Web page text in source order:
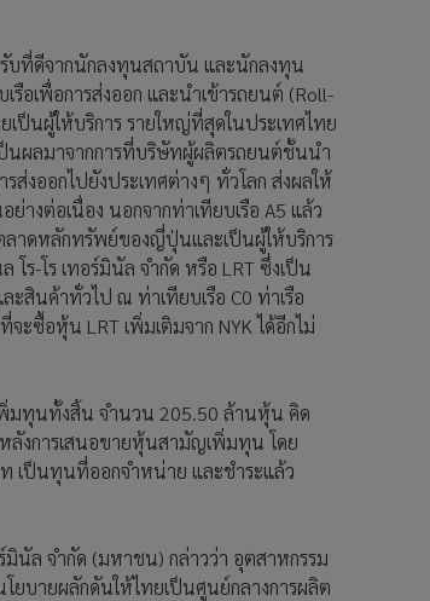
บที่ดีจากนักลงทุนสถาบัน และนักลงทุน
อเพื่อการส่งออก และนำเข้ารถยนต์ (Roll-
ป็นผู้ให้บริการ รายใหญ่ที่สุดในประเทศไทย
ป็นผลมาจากการที่บริษัทผู้ผลิตรถยนต์ชั้นนำ
ส่งออกไปยังประเทศต่างๆ ทั่วโลก ส่งผลให้
างต่อเนื่อง นอกจากท่าเทียบเรือ A5 แล้ว
ลาดหลักทรัพย์ของญี่ปุ่นและเป็นผู้ให้บริการ
ร-โร เทอร์มินัล จำกัด หรือ LRT ซึ่งเป็น
ะสินค้าทั่วไป ณ ท่าเทียบเรือ C0 ท่าเรือ
ซื้อหุ้น LRT เพิ่มเติมจาก NYK ได้อีกไม่
มทุนทั้งสิ้น จำนวน 205.50 ล้านหุ้น คิด
ลังการเสนอขายหุ้นสามัญเพิ่มทุน โดย
เป็นทุนที่ออกจำหน่าย และชำระแล้ว
นัล จำกัด (มหาชน) กล่าวว่า อุตสาหกรรม
ยบายผลักดันให้ไทยเป็นศูนย์กลางการผลิต